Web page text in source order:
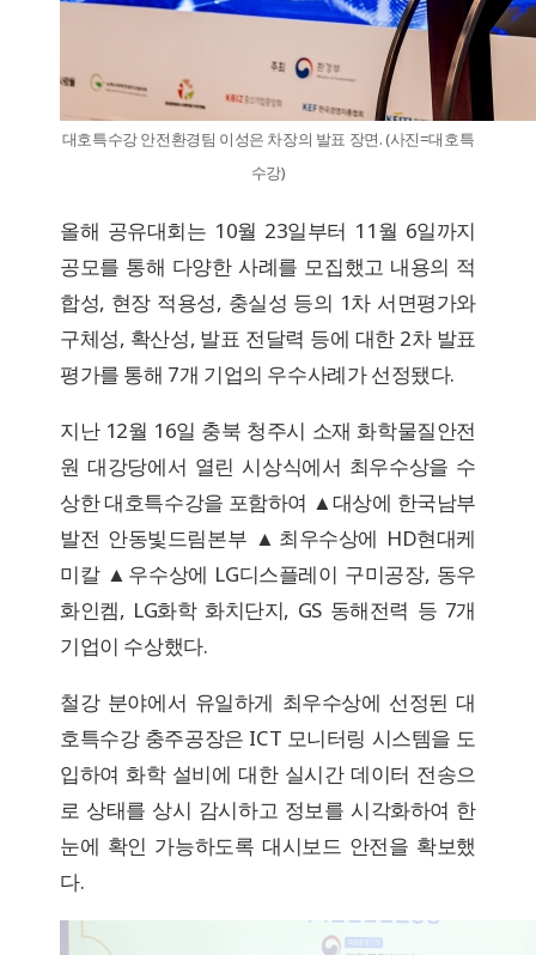
대호특수강 안전환경팀 이성은 차장의 발표 장면. (사진=대호특
수강)
올해 공유대회는 10월 23일부터 11월 6일까지
공모를 통해 다양한 사례를 모집했고 내용의 적
합성, 현장 적용성, 충실성 등의 1차 서면평가와
구체성, 확산성, 발표 전달력 등에 대한 2차 발표
평가를 통해 7개 기업의 우수사례가 선정됐다.
지난 12월 16일 충북 청주시 소재 화학물질안전
원 대강당에서 열린 시상식에서 최우수상을 수
상한 대호특수강을 포함하여 ▲대상에 한국남부
발전 안동빛드림본부 ▲최우수상에 HD현대케
미칼 ▲우수상에 LG디스플레이 구미공장, 동우
화인켐, LG화학 화치단지, GS 동해전력 등 7개
기업이 수상했다.
철강 분야에서 유일하게 최우수상에 선정된 대
호특수강 충주공장은 ICT 모니터링 시스템을 도
입하여 화학 설비에 대한 실시간 데이터 전송으
로 상태를 상시 감시하고 정보를 시각화하여 한
눈에 확인 가능하도록 대시보드 안전을 확보했
다.